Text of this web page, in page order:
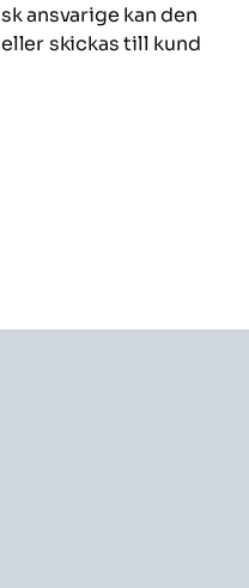
ansvarige kan den
skickas till kund